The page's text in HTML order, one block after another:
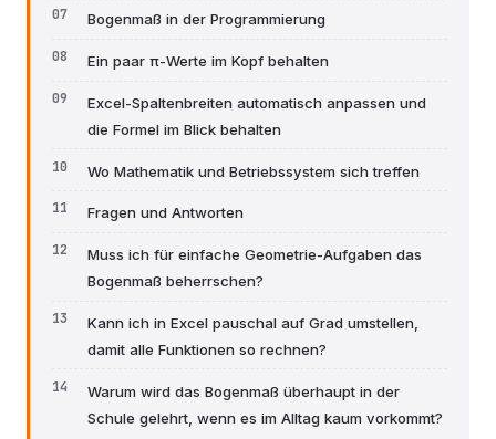
Bogenmaß in der Programmierung
Ein paar π-Werte im Kopf behalten
Excel-Spaltenbreiten automatisch anpassen und
die Formel im Blick behalten
Wo Mathematik und Betriebssystem sich treffen
Fragen und Antworten
Muss ich für einfache Geometrie-Aufgaben das
Bogenmaß beherrschen?
Kann ich in Excel pauschal auf Grad umstellen,
damit alle Funktionen so rechnen?
Warum wird das Bogenmaß überhaupt in der
Schule gelehrt, wenn es im Alltag kaum vorkommt?